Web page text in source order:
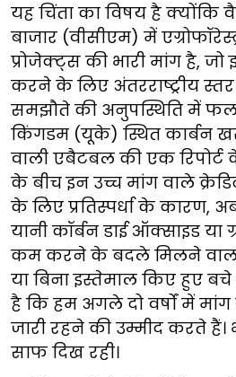
यह चिंता का विषय है क्योंकि
बाजार (वीसीएम) में
प्रोजेक्ट्स की भारी मांग है, जो
करने के लिए अंतरराष्ट्रीय
समझौते की अनुपस्थिति में
किंगडम (यूके) स्थित कार्बन
वाली एबैटबल की एक
के बीच इन उच्च मांग वाले
के लिए प्रतिस्पर्धा के कारण,
यानी कॉर्बन डाई ऑक्साइड या
कम करने के बदले मिलने वाला
या बिना इस्तेमाल किए हुए बचे
है कि हम अगले दो वर्षों में
जारी रहने की उम्मीद करते
साफ दिख रही।